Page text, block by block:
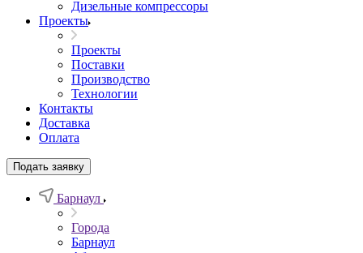
Дизельные компрессоры
Проекты
Проекты
Поставки
Производство
Технологии
Контакты
Доставка
Оплата
Подать заявку
Барнаул
Города
Барнаул